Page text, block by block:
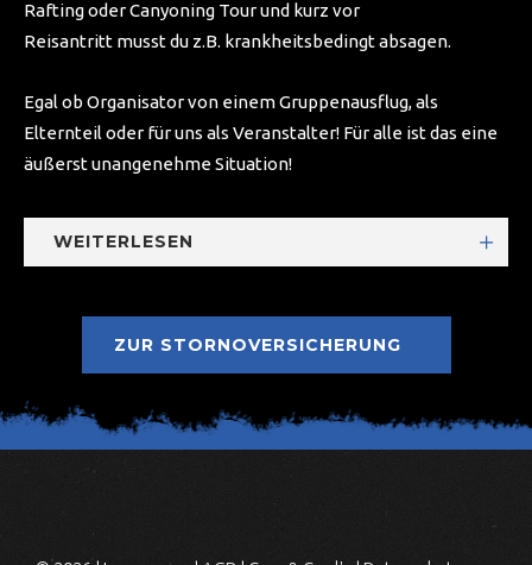
Rafting oder Canyoning Tour und kurz vor
Reisantritt musst du z.B. krankheitsbedingt absagen.
Egal ob Organisator von einem Gruppenausflug, als
Elternteil oder für uns als Veranstalter! Für alle ist das eine
äußerst unangenehme Situation!
WEITERLESEN
ZUR STORNOVERSICHERUNG